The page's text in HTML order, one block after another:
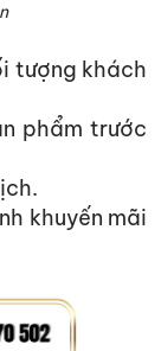
tượng khách
phẩm trước
khuyến mãi